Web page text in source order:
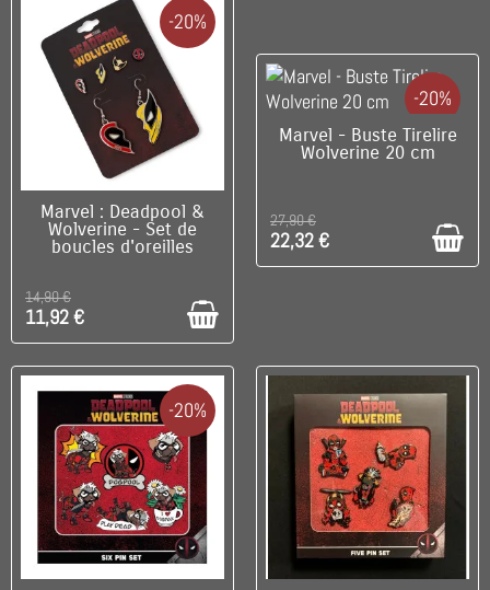
-20%
DISPONIBLE
Marvel : Deadpool &
Wolverine - Set de
boucles d'oreilles
14,90 €
11,92 €
-20%
C'EST LE DERNIER !
Marvel - Buste Tirelire
Wolverine 20 cm
27,90 €
22,32 €
-20%